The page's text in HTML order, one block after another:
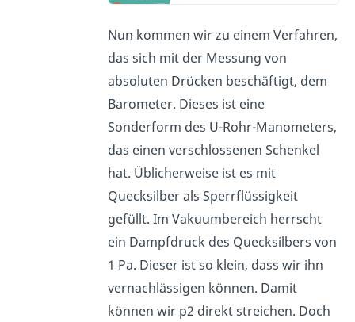
Nun kommen wir zu einem Verfahren,
das sich mit der Messung von
absoluten Drücken beschäftigt, dem
Barometer. Dieses ist eine
Sonderform des U-Rohr-Manometers,
das einen verschlossenen Schenkel
hat. Üblicherweise ist es mit
Quecksilber als Sperrflüssigkeit
gefüllt. Im Vakuumbereich herrscht
ein Dampfdruck des Quecksilbers von
1 Pa. Dieser ist so klein, dass wir ihn
vernachlässigen können. Damit
können wir p2 direkt streichen. Doch